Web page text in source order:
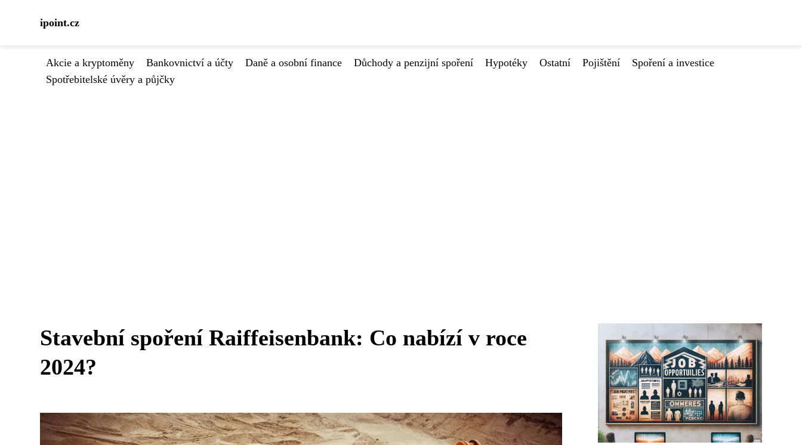
ipoint.cz
Akcie a kryptoměny Bankovnictví a účty Daně a osobní finance Důchody a penzijní spoření Hypotéky Ostatní Pojištění
Spoření a investice
Spotřebitelské úvěry a půjčky
Stavební spoření Raiffeisenbank: Co nabízí v roce
2024?